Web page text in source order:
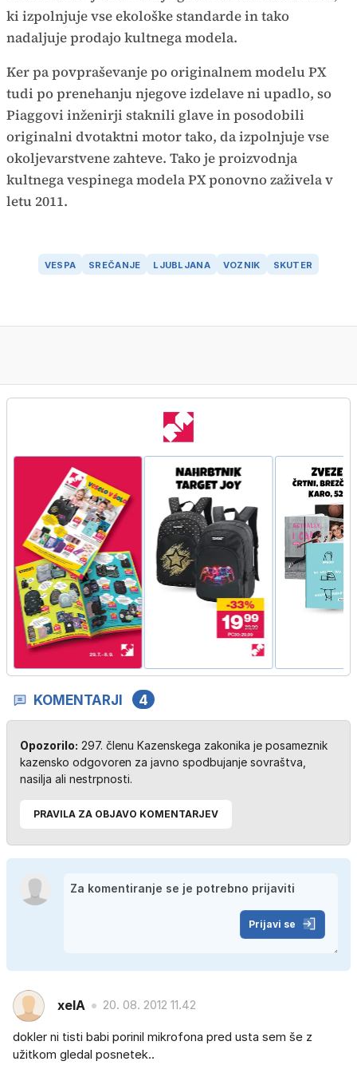
ki izpolnjuje vse ekološke standarde in tako
nadaljuje prodajo kultnega modela.
Ker pa povpraševanje po originalnem modelu PX
tudi po prenehanju njegove izdelave ni upadlo, so
Piaggovi inženirji staknili glave in posodobili
originalni dvotaktni motor tako, da izpolnjuje vse
okoljevarstvene zahteve. Tako je proizvodnja
kultnega vespinega modela PX ponovno zaživela v
letu 2011.
VESPA SREČANJE LJUBLJANA VOZNIK SKUTER
KOMENTARJI 4
Opozorilo: 297. členu Kazenskega zakonika je posameznik
kazensko odgovoren za javno spodbujanje sovraštva,
nasilja ali nestrpnosti.
PRAVILA ZA OBJAVO KOMENTARJEV
Prijavi se
xelA 20. 08. 2012 11.42
dokler ni tisti babi porinil mikrofona pred usta sem še z
užitkom gledal posnetek..